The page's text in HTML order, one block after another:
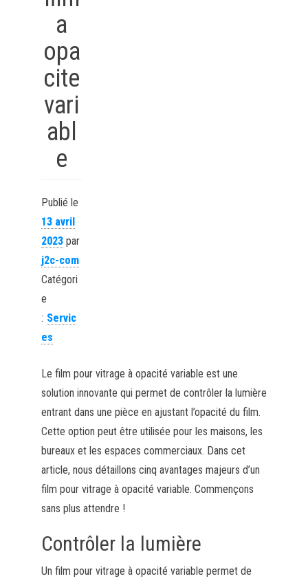
a
opa
cite
vari
abl
e
Publié le
13 avril
2023par
j2c-com
Catégori
e
: Servic
es
Le film pour vitrage à opacité variable est une
solution innovante qui permet de contrôler la lumière
entrant dans une pièce en ajustant l’opacité du film.
Cette option peut être utilisée pour les maisons, les
bureaux et les espaces commerciaux. Dans cet
article, nous détaillons cinq avantages majeurs d’un
film pour vitrage à opacité variable. Commençons
sans plus attendre !
Contrôler la lumière
Un film pour vitrage à opacité variable permet de